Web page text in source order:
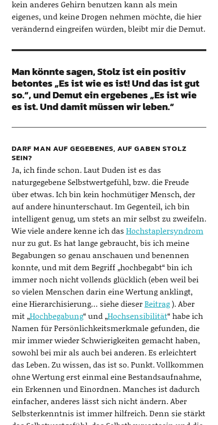
kein anderes Gehirn benutzen kann als mein
eigenes, und keine Drogen nehmen möchte, die hier
verändernd eingreifen würden, bleibt mir die Demut.
Man könnte sagen, Stolz ist ein positiv
betontes„Es ist wie es ist! Und das ist gut
so.“, und Demut ein ergebenes „Es ist wie
es ist. Und damit müssen wir leben.“
DARF MAN AUF GEGEBENES, AUF GABEN STOLZ
SEIN?
Ja, ich finde schon. Laut Duden ist es das
naturgegebene Selbstwertgefühl, bzw. die Freude
über etwas. Ich bin kein hochmütiger Mensch, der
auf andere hinunterschaut. Im Gegenteil, ich bin
intelligent genug, um stets an mir selbst zu zweifeln.
Wie viele andere kenne ich das Hochstaplersyndrom
nur zu gut. Es hat lange gebraucht, bis ich meine
Begabungen so genau anschauen und benennen
konnte, und mit dem Begriff „hochbegabt“ bin ich
immer noch nicht vollends glücklich (eben weil bei
so vielen Menschen darin eine Wertung anklingt,
eine Hierarchisierung… siehe dieserBeitrag). Aber
mit „Hochbegabung“ und „Hochsensibilität“ habe ich
Namen für Persönlichkeitsmerkmale gefunden, die
mir immer wieder Schwierigkeiten gemacht haben,
sowohl bei mir als auch bei anderen. Es erleichtert
das Leben. Zu wissen, das ist so. Punkt. Vollkommen
ohne Wertung erst einmal eine Bestandsaufnahme,
ein Erkennen und Einordnen. Manches ist dadurch
einfacher, anderes lässt sich nicht ändern. Aber
Selbsterkenntnis ist immer hilfreich. Denn sie stärkt